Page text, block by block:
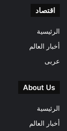
اقتصاد
الرئيسية
أخبار العالم
عربى
About Us
الرئيسية
أخبار العالم